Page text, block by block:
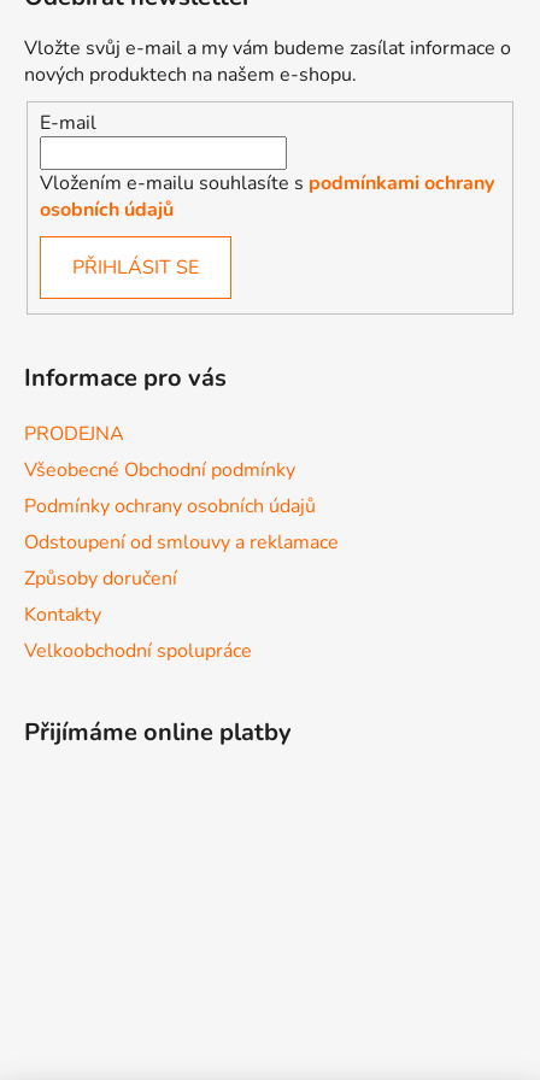
Vložte svůj e-mail a my vám budeme zasílat informace o
nových produktech na našem e-shopu.
E-mail
Vložením e-mailu souhlasíte s podmínkami ochrany
osobních údajů
PŘIHLÁSIT SE
Informace pro vás
PRODEJNA
Všeobecné Obchodní podmínky
Podmínky ochrany osobních údajů
Odstoupení od smlouvy a reklamace
Způsoby doručení
Kontakty
Velkoobchodní spolupráce
Přijímáme online platby